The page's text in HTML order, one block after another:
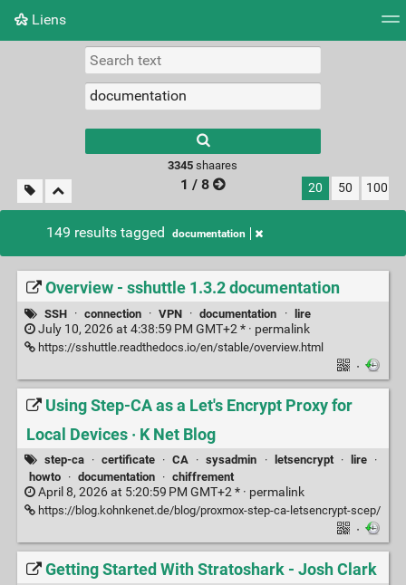
Liens
Picture wall
3345 shaares
1 / 8 20 50 100
149 results tagged documentation
Overview - sshuttle 1.3.2 documentation
SSH · connection · VPN · documentation · lire
July 10, 2026 at 4:38:59 PM GMT+2 * · permalink
https://sshuttle.readthedocs.io/en/stable/overview.html
·
Using Step-CA as a Let's Encrypt Proxy for
Local Devices · K Net Blog
step-ca · certificate · CA · sysadmin · letsencrypt · lire
·
howto
· documentation · chiffrement
April 8, 2026 at 5:20:59 PM GMT+2 * · permalink
https://blog.kohnkenet.de/blog/proxmox-step-ca-letsencrypt-scep/
·
Getting Started With Stratoshark - Josh Clark